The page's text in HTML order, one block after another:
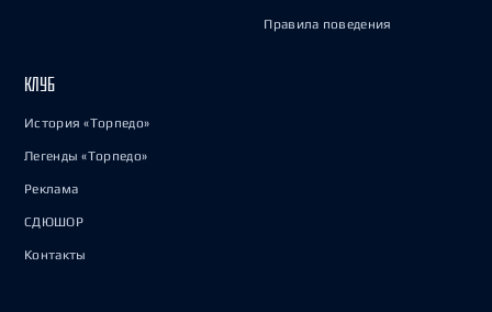
Правила поведения
КЛУБ
История «Торпедо»
Легенды «Торпедо»
Реклама
СДЮШОР
Контакты